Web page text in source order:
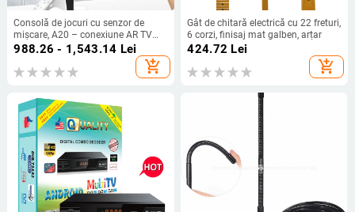
Consolă de jocuri cu senzor de
mișcare, A20 – conexiune AR TV
acasă, covoraș de dans wireless
dublu, 32GB memorie
988.26 - 1,543.14 Lei
add_shopping_cart
Gât de chitară electrică cu 22 freturi,
6 corzi, finisaj mat galben, arțar
424.72 Lei
add_shopping_cart